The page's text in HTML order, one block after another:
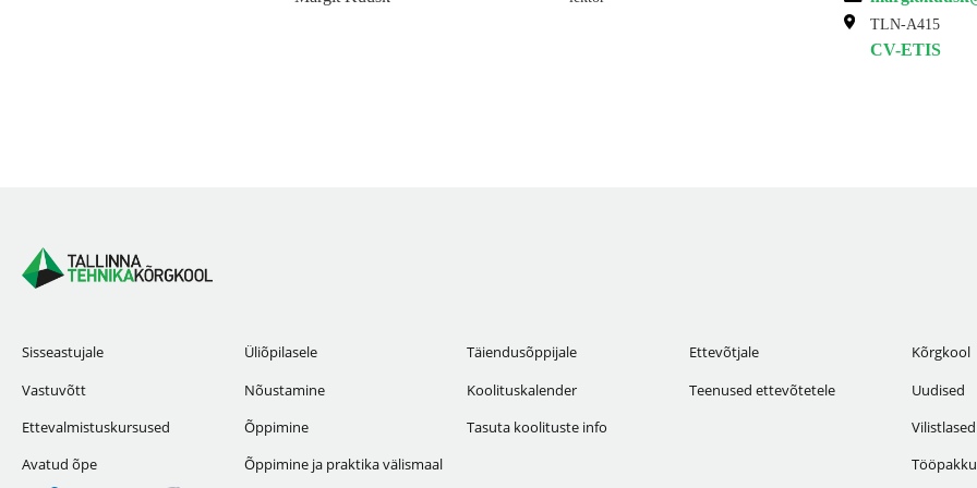
TLN-A415
CV-ETIS
Sisseastujale
Vastuvõtt
Ettevalmistuskursused
Avatud õpe
Üliõpilasele
Nõustamine
Õppimine
Õppimine ja praktika välismaal
Täiendusõppijale
Koolituskalender
Tasuta koolituste info
Ettevõtjale
Teenused ettevõtetele
Kõrgkool
Uudised
Vilistlased